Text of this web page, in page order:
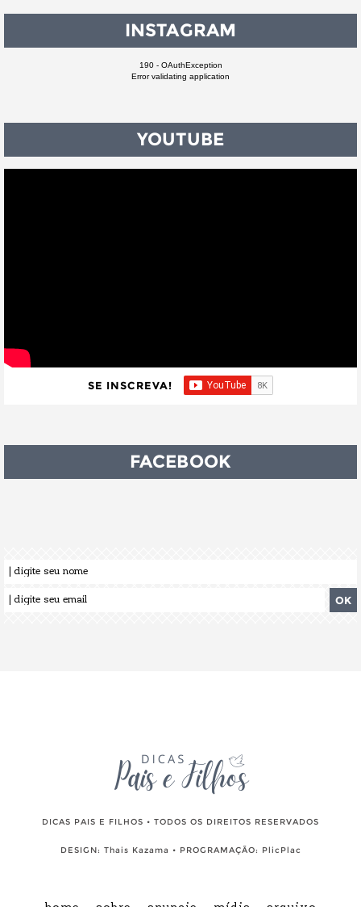
INSTAGRAM
190 - OAuthException
Error validating application
YOUTUBE
SE INSCREVA!
FACEBOOK
DICAS PAIS E FILHOS • TODOS OS DIREITOS RESERVADOS
DESIGN: Thais Kazama • PROGRAMAÇÃO: PlicPlac